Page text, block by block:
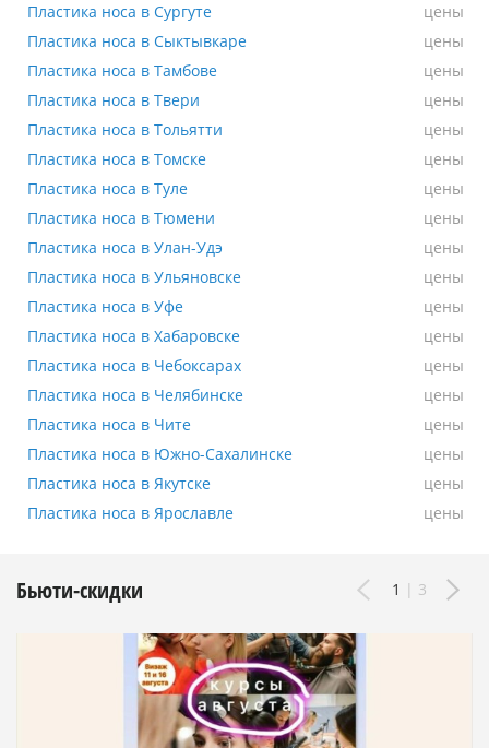
Пластика носа в Сургуте
Пластика носа в Сургуте цены
Пластика носа в Сыктывкаре
Пластика носа в Сыктывкаре цены
Пластика носа в Тамбове
Пластика носа в Тамбове цены
Пластика носа в Твери
Пластика носа в Твери цены
Пластика носа в Тольятти
Пластика носа в Тольятти цены
Пластика носа в Томске
Пластика носа в Томске цены
Пластика носа в Туле
Пластика носа в Туле цены
Пластика носа в Тюмени
Пластика носа в Тюмени цены
Пластика носа в Улан-Удэ
Пластика носа в Улан-Удэ цены
Пластика носа в Ульяновске
Пластика носа в Ульяновске цены
Пластика носа в Уфе
Пластика носа в Уфе цены
Пластика носа в Хабаровске
Пластика носа в Хабаровске цены
Пластика носа в Чебоксарах
Пластика носа в Чебоксарах цены
Пластика носа в Челябинске
Пластика носа в Челябинске цены
Пластика носа в Чите
Пластика носа в Чите цены
Пластика носа в Южно-Сахалинске
Пластика носа в Южно-Сахалинске цены
Пластика носа в Якутске
Пластика носа в Якутске цены
Пластика носа в Ярославле
Пластика носа в Ярославле цены
Бьюти-скидки 1 | 3